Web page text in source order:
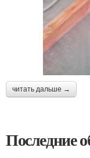
читать дальше →
Последние